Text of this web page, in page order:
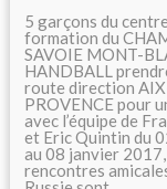
5 garçons du
formation du
SAVOIE MONT-
HANDBALL
route direction
PROVENCE pour
avec l’équipe de
et Eric Quintin du
au 08 janvier
rencontres